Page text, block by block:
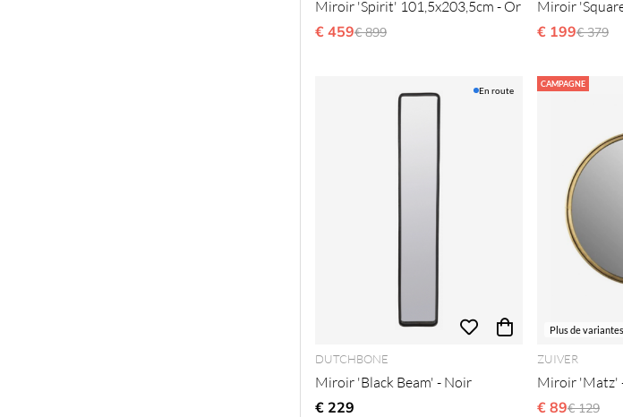
Miroir 'Spirit' 101,5x203,5cm - Or
€ 459Prix régulier:
€ 899
Miroir
€ 199Prix
€ 379
En route
DUTCHBONE
Miroir 'Black Beam' - Noir
€ 229
CAMPAGNE
Plus de variantes
ZUIVER
Miroir 'Matz'
€ 89Prix
€ 129